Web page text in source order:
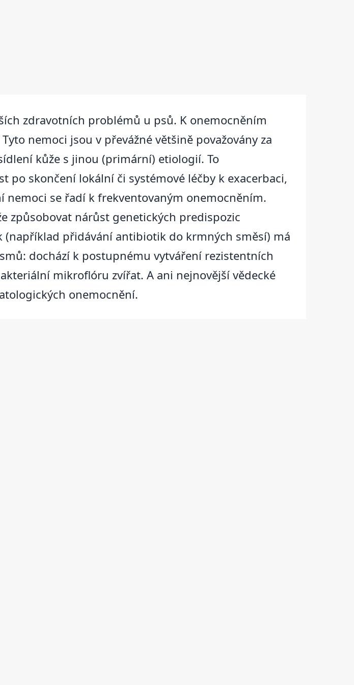
zdravotních problémů u psů. K onemocněním
nemoci jsou v převážné většině považovány za
kůže s jinou (primární) etiologií. To
skončení lokální či systémové léčby k exacerbaci,
se řadí k frekventovaným onemocněním.
způsobovat nárůst genetických predispozic
přidávání antibiotik do krmných směsí) má
dochází k postupnému vytváření rezistentních
mikroflóru zvířat. A ani nejnovější vědecké
onemocnění.